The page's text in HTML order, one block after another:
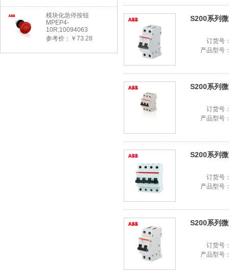
模块化急停按钮
MPEP4-
10R;10094063
参考价：￥73.28
S200系列
订货号
产品型号
S200系列
订货号
产品型号
S200系列
订货号
产品型号
S200系列
订货号
产品型号